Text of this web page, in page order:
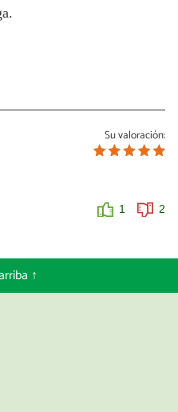
Su valoración:
1 2
↑